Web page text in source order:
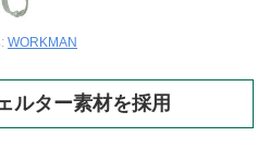
WORKMAN
ルター素材を採用